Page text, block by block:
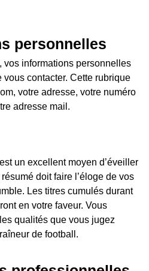
personnelles
vos informations personnelles
vous contacter. Cette rubrique
votre adresse, votre numéro
adresse mail.
un excellent moyen d’éveiller
résumé doit faire l’éloge de vos
Les titres cumulés durant
en votre faveur. Vous
qualités que vous jugez
de football.